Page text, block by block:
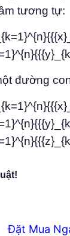
tương tự:
đường
Đặt Mua